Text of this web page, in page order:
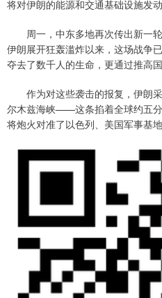
将对伊朗的能源和交通基础设施发动
周一，中东多地再次传出新一
伊朗展开狂轰滥炸以来，这场战争
夺去了数千人的生命，更通过推高
作为对这些袭击的报复，伊朗
尔木兹海峡——这条掐着全球约五
将炮火对准了以色列、美国军事基